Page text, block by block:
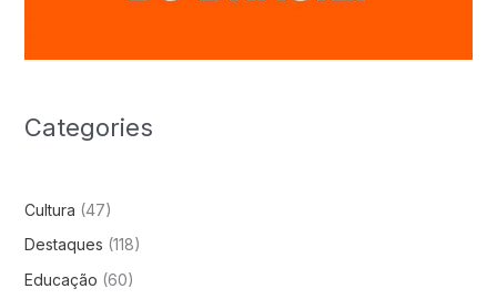
Categories
Cultura (47)
Destaques (118)
Educação (60)